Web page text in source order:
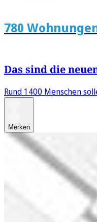
780
Das sind die
Rund 1400 Menschen
Merken